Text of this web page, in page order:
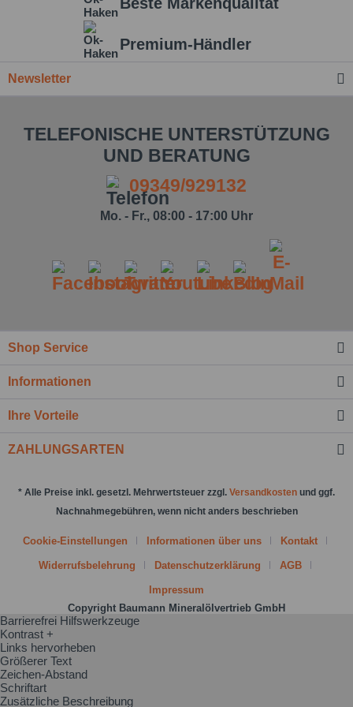
Ich habe dieDatenschutzbestimmungzur
Kenntnis genommen.*
Premium-Händler
Newsletter
TELEFONISCHE UNTERSTÜTZUNG
UND BERATUNG
09349/929132
Mo. - Fr., 08:00 - 17:00 Uhr
Shop Service
Informationen
Ihre Vorteile
ZAHLUNGSARTEN
* Alle Preise inkl. gesetzl. Mehrwertsteuer zzgl. Versandkosten und ggf.
Nachnahmegebühren, wenn nicht anders beschrieben
Cookie-Einstellungen Informationen über uns Kontakt
Widerrufsbelehrung Datenschutzerklärung AGB
Impressum
Copyright Baumann Mineralölvertrieb GmbH
Barrierefrei Hilfswerkzeuge
Kontrast +
Links hervorheben
Größerer Text
Zeichen-Abstand
Schriftart
Zusätzliche Beschreibung